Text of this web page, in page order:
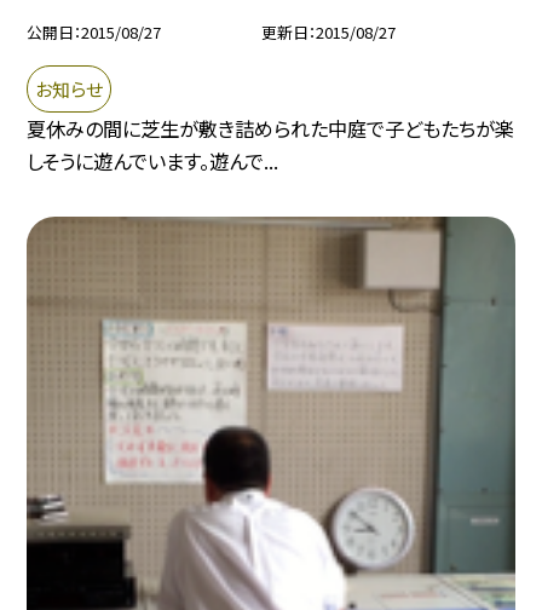
公開日 2015/08/27 更新日 2015/08/27
お知らせ
夏休みの間に芝生が敷き詰められた中庭で子どもたちが楽
しそうに遊んでいます。遊んで...